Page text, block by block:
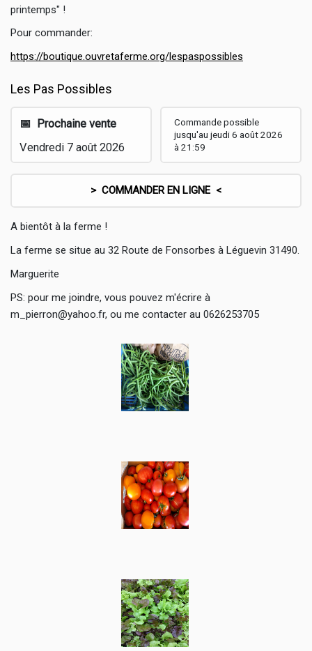
printemps" !
Pour commander:
https://boutique.ouvretaferme.org/lespaspossibles
Les Pas Possibles
📅 Prochaine vente
Vendredi 7 août 2026
Commande possible
jusqu'au jeudi 6 août 2026
à 21:59
> COMMANDER EN LIGNE <
A bientôt à la ferme !
La ferme se situe au 32 Route de Fonsorbes à Léguevin 31490.
Marguerite
PS: pour me joindre, vous pouvez m'écrire à
m_pierron@yahoo.fr, ou me contacter au 0626253705